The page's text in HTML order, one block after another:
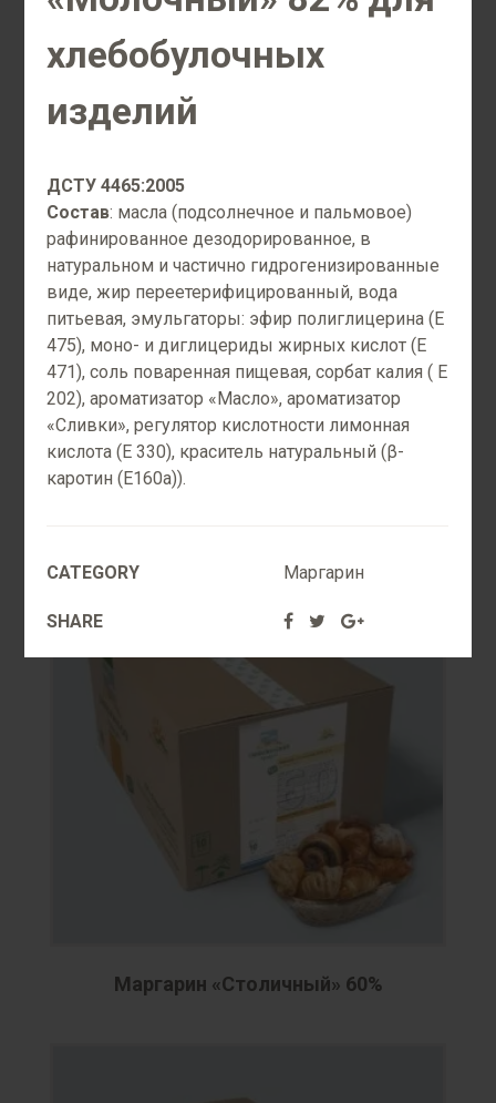
хлебобулочных
изделий
ДСТУ 4465:2005
Состав: масла (подсолнечное и пальмовое)
рафинированное дезодорированное, в
натуральном и частично гидрогенизированные
виде, жир переетерифицированный, вода
питьевая, эмульгаторы: эфир полиглицерина (Е
475), моно- и диглицериды жирных кислот (Е
471), соль поваренная пищевая, сорбат калия ( E
202), ароматизатор «Масло», ароматизатор
«Сливки», регулятор кислотности лимонная
кислота (Е 330), краситель натуральный (β-
каротин (Е160а)).
CATEGORY Маргарин
SHARE
Маргарин «Любительский» 40%
Маргарин «Столичный» 60%